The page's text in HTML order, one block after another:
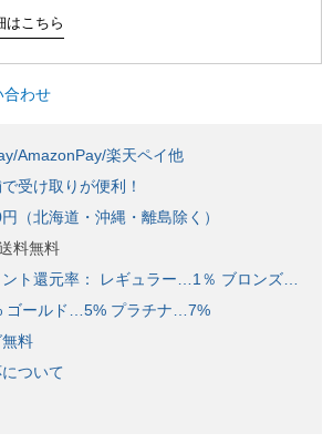
はこちら
合わせ
AmazonPay/楽天ペイ他
受け取りが便利！
（北海道・沖縄・離島除く）
料無料
ト還元率： レギュラー…1％ ブロンズ…
ゴールド…5% プラチナ…7%
料
ついて